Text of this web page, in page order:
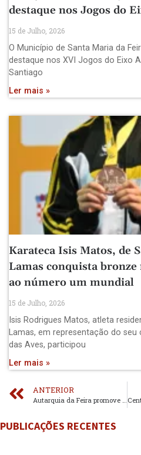
destaque nos Jogos do
15 de Julho, 2026
O Município de Santa Maria da
destaque nos XVI Jogos do Eixo
Santiago
Ler mais »
Karateca Isis Matos, de
Lamas conquista bronze
ao número um mundial
15 de Julho, 2026
Isis Rodrigues Matos, atleta
Lamas, em representação do
das Aves, participou
Ler mais »
ANTERIOR
PUBLICAÇÕES RECENTES